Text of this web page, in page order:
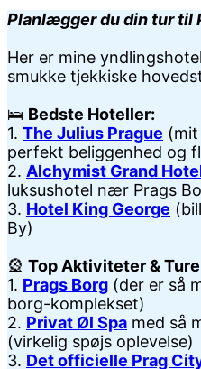
Planlægger du din tur til
Her er mine
smukke tjekkiske
🛌 Bedste Hoteller:
1. The Julius Prague
perfekt beliggenhed og
2. Alchymist Grand
luksushotel nær Prags
3. Hotel King George
By)
🎡 Top Aktiviteter & Ture
1. Prags Borg (der er så
borg-komplekset)
2. Privat Øl Spa med så
(virkelig spøjs oplevelse)
3. Det officielle Prag